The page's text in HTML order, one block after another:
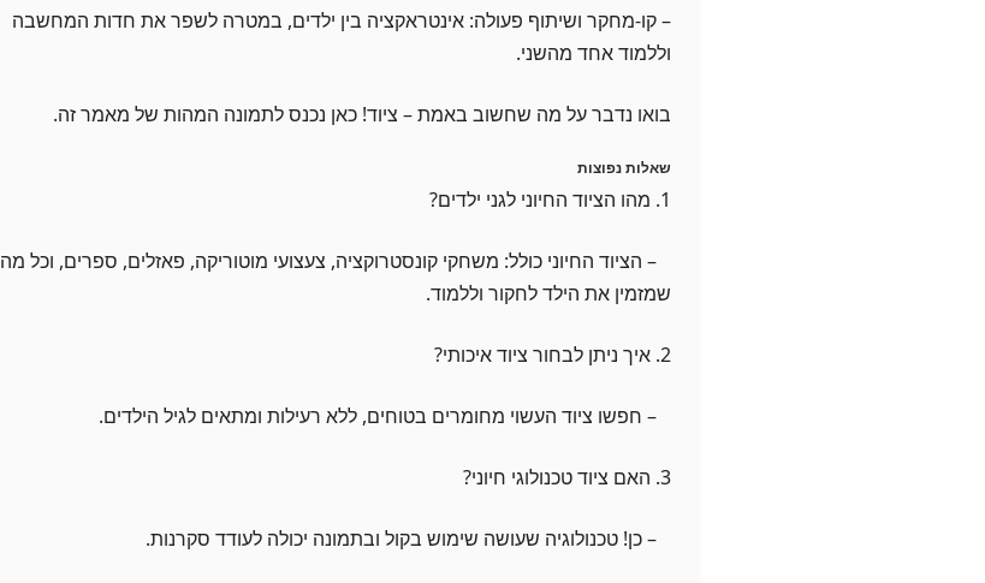
– קו-מחקר ושיתוף פעולה: אינטראקציה בין ילדים, במטרה לשפר את חדות המחשבה
וללמוד אחד מהשני.
בואו נדבר על מה שחשוב באמת – ציוד! כאן נכנס לתמונה המהות של מאמר זה.
שאלות נפוצות
1. מהו הציוד החיוני לגני ילדים?
– הציוד החיוני כולל: משחקי קונסטרוקציה, צעצועי מוטוריקה, פאזלים, ספרים, וכל מה
שמזמין את הילד לחקור וללמוד.
2. איך ניתן לבחור ציוד איכותי?
– חפשו ציוד העשוי מחומרים בטוחים, ללא רעילות ומתאים לגיל הילדים.
3. האם ציוד טכנולוגי חיוני?
– כן! טכנולוגיה שעושה שימוש בקול ובתמונה יכולה לעודד סקרנות.